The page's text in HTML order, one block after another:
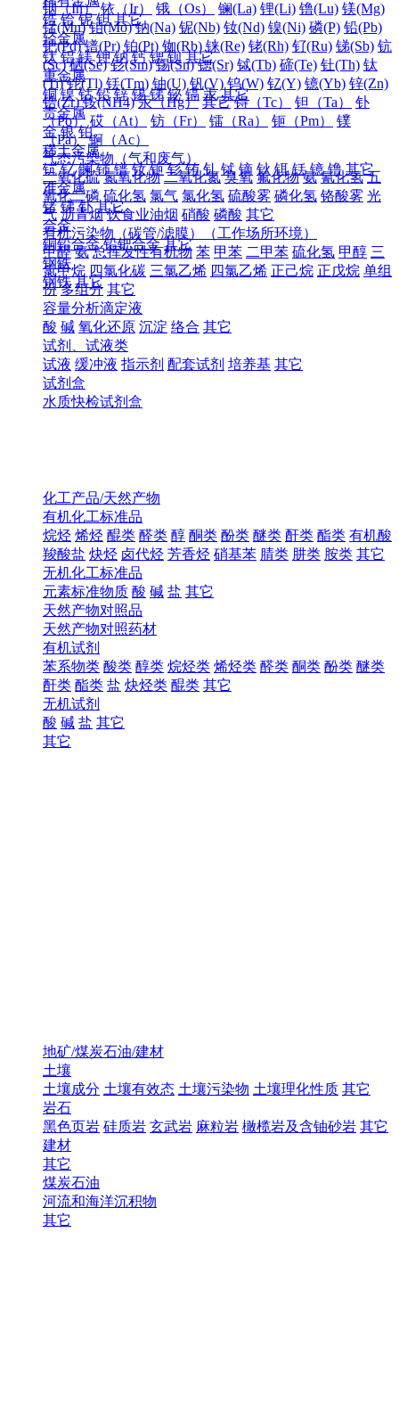
铟（In） 铱（Ir） 锇（Os） 镧(La) 锂(Li) 镥(Lu) 镁(Mg)
锰(Mn) 钼(Mo) 钠(Na) 铌(Nb) 钕(Nd) 镍(Ni) 磷(P) 铅(Pb)
钯(Pd) 镨(Pr) 铂(Pt) 铷(Rb) 铼(Re) 铑(Rh) 钌(Ru) 锑(Sb) 钪
(Sc) 硒(Se) 钐(Sm) 锡(Sn) 锶(Sr) 铽(Tb) 碲(Te) 钍(Th) 钛
(Ti) 铊(Tl) 铥(Tm) 铀(U) 钒(V) 钨(W) 钇(Y) 镱(Yb) 锌(Zn)
锆(Zr) 铵(NH4) 汞（Hg） 其它 锝（Tc） 钽（Ta）
钋
（Po） 砹（At） 钫（Fr） 镭（Ra） 钷（Pm）
镤
（Pa） 锕（Ac）
气态污染物（气和废气）
二氧化硫 氮氧化物 二氧化氮 臭氧 氟化物 氨 氰化氢 五
氧化二磷 硫化氢 氯气 氯化氢 硫酸雾 磷化氢 铬酸雾 光
气 沥青烟 饮食业油烟 硝酸 磷酸 其它
有机污染物（碳管/滤膜）（工作场所环境）
甲醛 氨 总挥发性有机物 苯 甲苯 二甲苯 硫化氢 甲醇 三
氯甲烷 四氯化碳 三氯乙烯 四氯乙烯 正己烷 正戊烷 单组
份 多组分 其它
容量分析滴定液
酸 碱 氧化还原 沉淀 络合 其它
试剂、试液类
试液 缓冲液 指示剂 配套试剂 培养基 其它
试剂盒
水质快检试剂盒
锆 铪 铌 钽 其它
轻金属
钛 铝 镁 钾 钠 钙 锶 钡 其它
重金属
铜 镍 钴 铅 锌 锡 锑 铋 镉 汞 其它
贵金属
金 银 铂
稀土金属
钪 钇 镧 铈 镨 钕 钷 钐 铕 钆 铽 镝 钬 铒 铥 镱 镥 其它
准金属
锗 锑 钋 其它
合金
铜铅合金 铅钯合金 其它
钢铁
钢铁 其它
化工产品/天然产物
有机化工标准品
烷烃 烯烃 醌类 醛类 醇 酮类 酚类 醚类 酐类 酯类 有机酸
羧酸盐 炔烃 卤代烃 芳香烃 硝基苯 腈类 肼类 胺类 其它
无机化工标准品
元素标准物质 酸 碱 盐 其它
天然产物对照品
天然产物对照药材
有机试剂
苯系物类 酸类 醇类 烷烃类 烯烃类 醛类 酮类 酚类 醚类
酐类 酯类 盐 炔烃类 醌类 其它
无机试剂
酸 碱 盐 其它
其它
地矿/煤炭石油/建材
土壤
土壤成分 土壤有效态 土壤污染物 土壤理化性质 其它
岩石
黑色页岩 硅质岩 玄武岩 麻粒岩 橄榄岩及含铀砂岩 其它
建材
其它
煤炭石油
河流和海洋沉积物
其它